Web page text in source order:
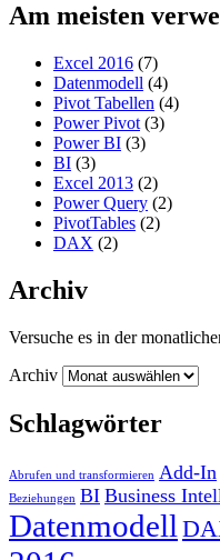
Am meisten
Excel 2016 (7)
Datenmodell (4)
Pivot Tabellen (4)
Power Pivot (3)
Power BI (3)
BI (3)
Excel 2013 (2)
Power Query (2)
PivotTables (2)
DAX (2)
Archiv
Versuche es in der
Archiv
Schlagwörter
Abrufen und transformieren Add-In
Beziehungen BI Business
Datenmodell